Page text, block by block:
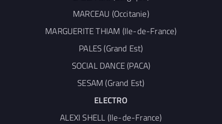
MARCEAU (Occitanie)
MARGUERITE THIAM (Ile-de-France)
PALES (Grand Est)
SOCIAL DANCE (PACA)
SESAM (Grand Est)
ELECTRO
ALEXI SHELL (Ile-de-France)